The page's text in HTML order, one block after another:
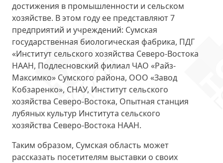
достижения в промышленности и сельском
хозяйстве. В этом году ее представляют 7
предприятий и учреждений: Сумская
государственная биологическая фабрика, ПДГ
«Институт сельского хозяйства Северо-Востока
НААН, Подлесновский филиал ЧАО «Райз-
Максимко» Сумского района, ООО «Завод
Кобзаренко», СНАУ, Институт сельского
хозяйства Северо-Востока, Опытная станция
лубяных культур Института сельского
хозяйства Северо-Востока НААН.
Таким образом, Сумская область может
рассказать посетителям выставки о своих